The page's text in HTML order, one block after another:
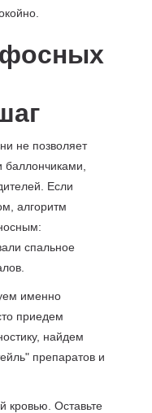
не позволяет
Если
алгоритм
спальное
именно
приедем
найдем
препаратов и
кровью. Оставьте